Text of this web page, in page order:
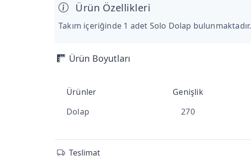
Ürün Özellikleri
Takım içeriğinde 1 adet Solo Dolap bulunmaktadır.
Ürün Boyutları
Ürünler Genişlik
Dolap
270
Teslimat